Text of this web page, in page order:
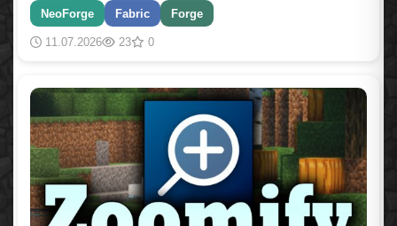
NeoForge Fabric Forge
11.07.2026 23 0